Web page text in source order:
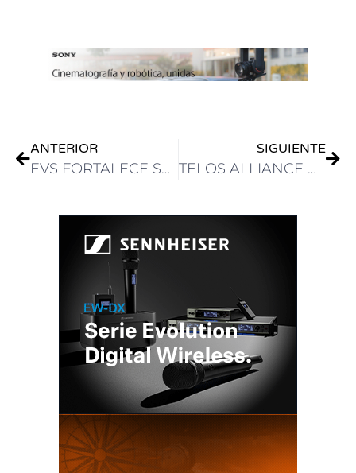
ANTERIOR
EVS FORTALECE SU EQUIPO DE LIDERAZGO PARA IMPULSAR UN CRECIMIENTO RENTABLE Y SOSTENIBLE
SIGUIENTE
TELOS ALLIANCE ANUNCIÓ QUE OMNIA FORZA FM YA ESTÁ DISPONIBLE PARA SU ENTREGA INMEDIATA